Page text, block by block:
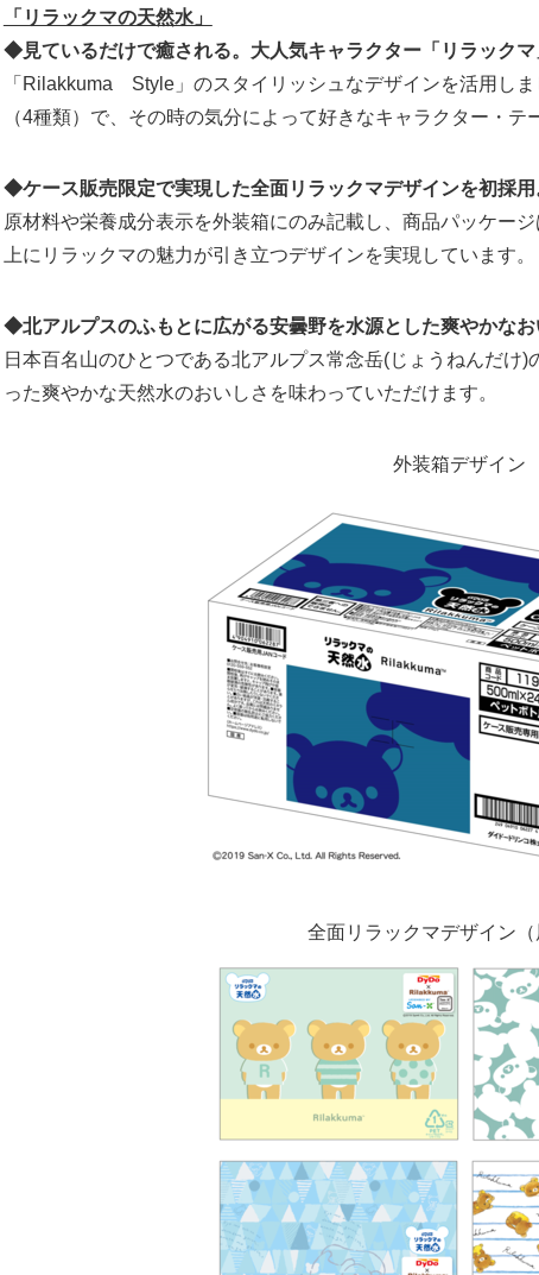
「リラックマの天然水」
◆見ているだけで癒される。大人気キャラクター「リラックマ
「Rilakkuma Style」のスタイリッシュなデザインを活用し
（4種類）で、その時の気分によって好きなキャラクター・テ
◆ケース販売限定で実現した全面リラックマデザインを初採用
原材料や栄養成分表示を外装箱にのみ記載し、商品パッケー
上にリラックマの魅力が引き立つデザインを実現しています。
◆北アルプスのふもとに広がる安曇野を水源とした爽やかなお
日本百名山のひとつである北アルプス常念岳(じょうねんだけ
った爽やかな天然水のおいしさを味わっていただけます。
外装箱デザイン
全面リラックマデザイン（